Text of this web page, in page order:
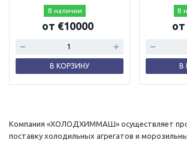
В наличии
от €10000
В КОРЗИНУ
В
от
В
Компания «ХОЛОДХИММАШ» осуществляет
поставку холодильных агрегатов и